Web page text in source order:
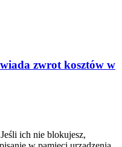
zwrot kosztów w
ich nie blokujesz,